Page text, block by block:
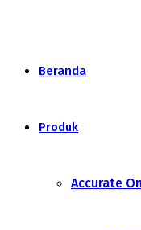
Beranda
Produk
Accurate